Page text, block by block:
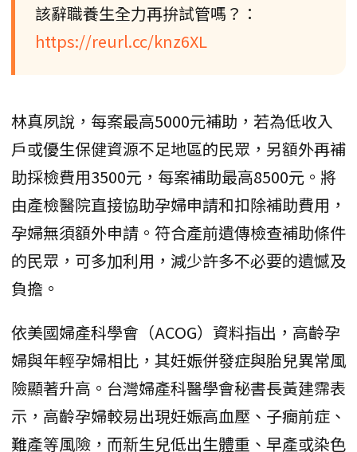
該辭職養生全力再拚試管嗎？：
https://reurl.cc/knz6XL
林真夙說，每案最高5000元補助，若為低收入
戶或優生保健資源不足地區的民眾，另額外再補
助採檢費用3500元，每案補助最高8500元。將
由產檢醫院直接協助孕婦申請和扣除補助費用，
孕婦無須額外申請。符合產前遺傳檢查補助條件
的民眾，可多加利用，減少許多不必要的遺憾及
負擔。
依美國婦產科學會（ACOG）資料指出，高齡孕
婦與年輕孕婦相比，其妊娠併發症與胎兒異常風
險顯著升高。台灣婦產科醫學會秘書長黃建霈表
示，高齡孕婦較易出現妊娠高血壓、子癇前症、
難產等風險，而新生兒低出生體重、早產或染色